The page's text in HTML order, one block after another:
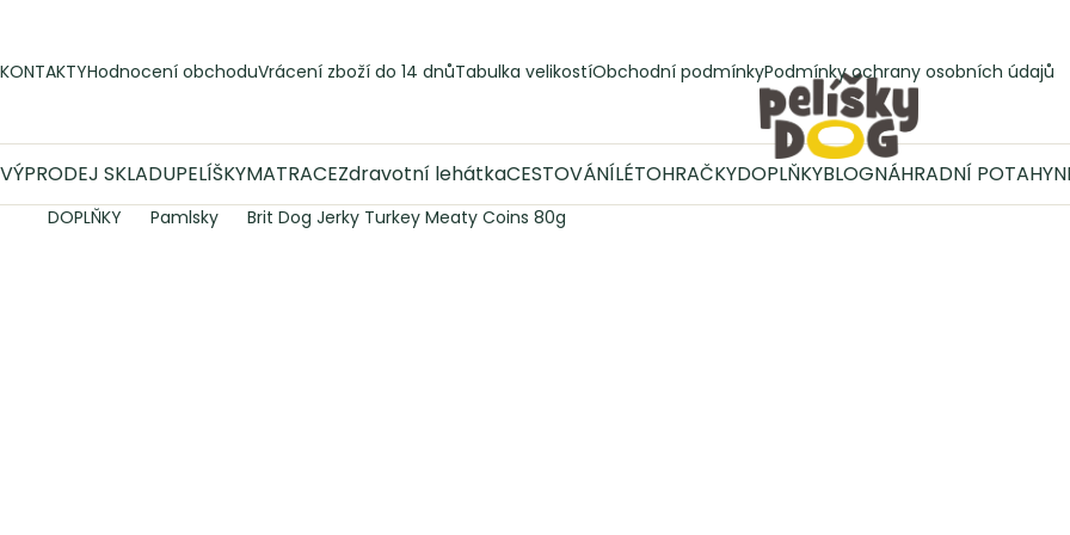
KONTAKTYHodnocení obchoduVrácení zboží do 14 dnůTabulka velikostíObchodní podmínkyPodmínky ochrany osobních údajů
VÝPRODEJ SKLADUPELÍŠKYMATRACEZdravotní lehátkaCESTOVÁNÍLÉTOHRAČKYDOPLŇKYBLOGNÁHRADNÍ POTAHY
DOPLŇKY Pamlsky Brit Dog Jerky Turkey Meaty Coins 80g